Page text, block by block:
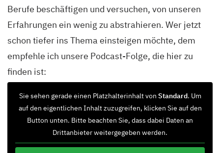
Berufe beschäftigen und versuchen, von unseren
Erfahrungen ein wenig zu abstrahieren. Wer jetzt
schon tiefer ins Thema einsteigen möchte, dem
empfehle ich unsere Podcast-Folge, die hier zu
finden ist:
Sie sehen gerade einen Platzhalterinhalt von Standard. Um
auf den eigentlichen Inhalt zuzugreifen, klicken Sie auf den
Button unten. Bitte beachten Sie, dass dabei Daten an
Drittanbieter weitergegeben werden.